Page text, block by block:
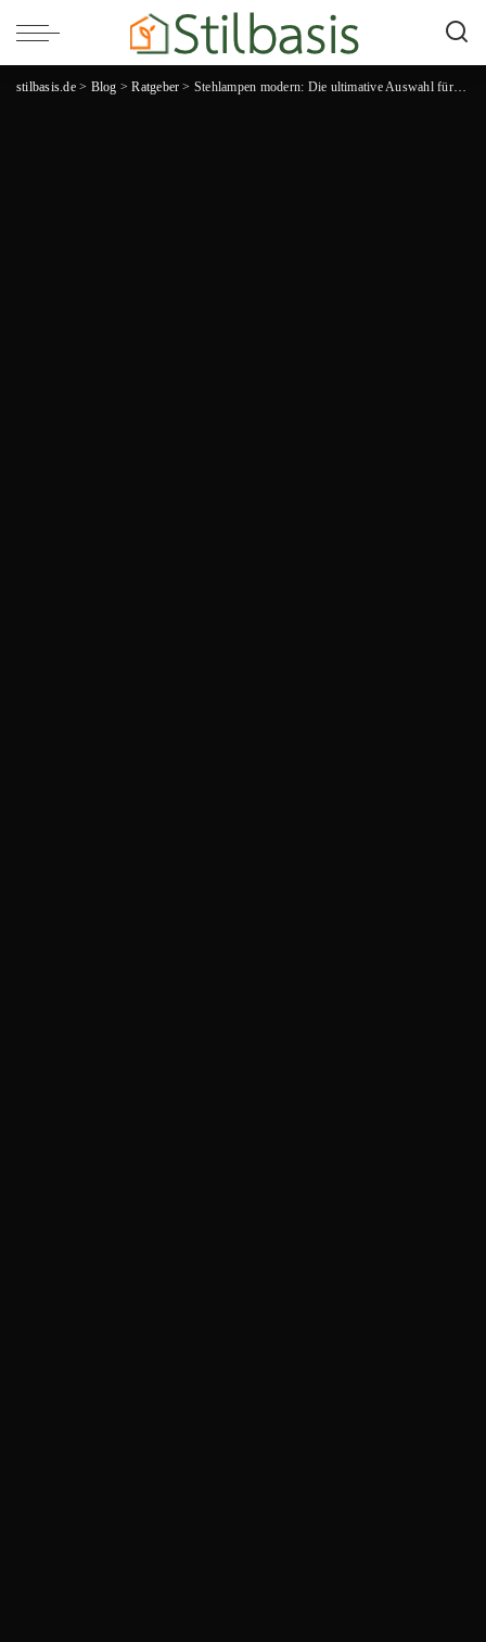
stilbasis.de> Blog >Ratgeber > Stehlampen modern: Die ultimative Auswahl für stilbewusste Einrichtungsliebhaber